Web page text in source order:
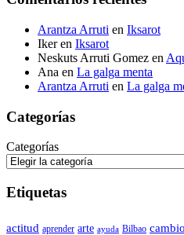
Arantza Arruti en Iksarot
Ikeren Iksarot
Neskuts Arruti Gomez en
Ana en La galga menta
Arantza Arruti en La galga
Categorías
Categorías
Etiquetas
actitud aprender arte ayuda Bilbao cambio